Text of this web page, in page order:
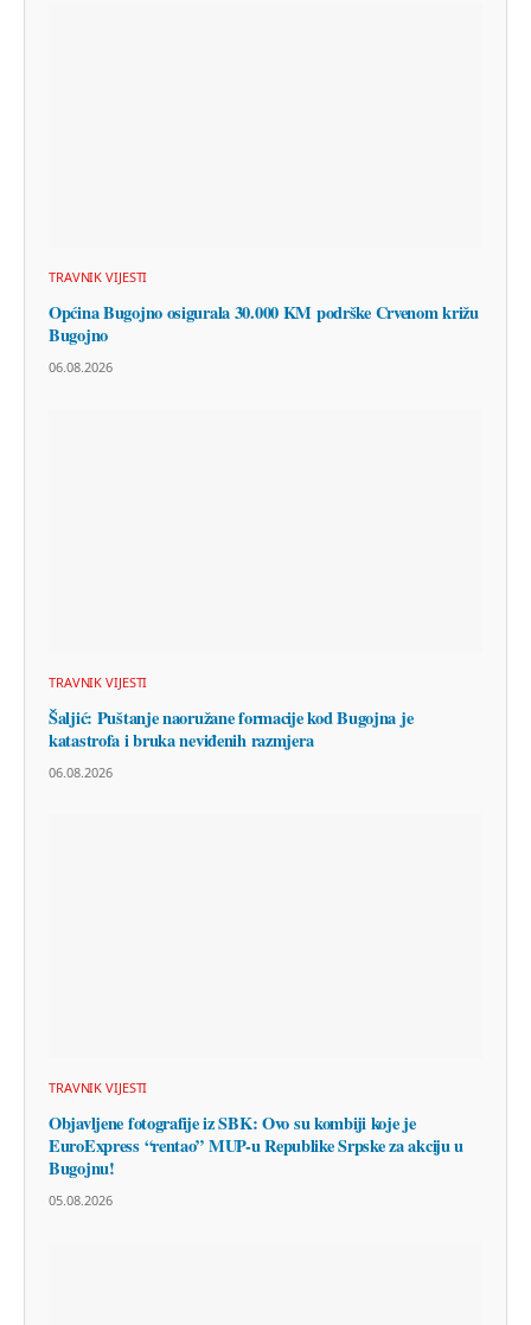
TRAVNIK VIJESTI
Općina Bugojno osigurala 30.000 KM podrške Crvenom križu
Bugojno
06.08.2026
TRAVNIK VIJESTI
Šaljić: Puštanje naoružane formacije kod Bugojna je
katastrofa i bruka neviđenih razmjera
06.08.2026
TRAVNIK VIJESTI
Objavljene fotografije iz SBK: Ovo su kombiji koje je
EuroExpress “rentao” MUP-u Republike Srpske za akciju u
Bugojnu!
05.08.2026